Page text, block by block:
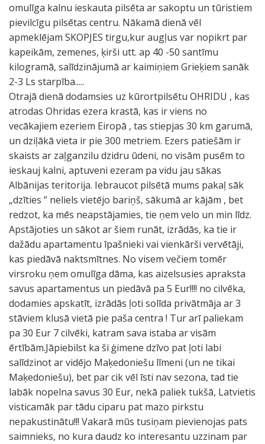
omulīga kalnu ieskauta pilsēta ar sakoptu un tūristiem
pievilcīgu pilsētas centru. Nākamā dienā vēl
apmeklējam SKOPJES tirgu,kur augļus var nopikrt par
kapeikām, zemenes, ķirši utt. ap 40 -50 santīmu
kilogramā, salīdzinājumā ar kaimiņiem Grieķiem sanāk
2-3 Ls starpība.....
Otrajā dienā dodamsies uz kūrortpilsētu OHRIDU , kas
atrodas Ohridas ezera krastā, kas ir viens no
vecākajiem ezeriem Eiropā , tas stiepjas 30 km garumā,
un dziļākā vieta ir pie 300 metriem. Ezers patiešām ir
skaists ar zaļganzilu dzidru ūdeni, no visām pusēm to
ieskauj kalni, aptuveni ezeram pa vidu jau sākas
Albānijas teritorija. Iebraucot pilsētā mums pakaļ sāk
„dzīties ” neliels vietējo bariņš, sākumā ar kājām , bet
redzot, ka mēs neapstājamies, tie ņem velo un min līdz.
Apstājoties un sākot ar šiem runāt, izrādās, ka tie ir
dažādu apartamentu īpašnieki vai vienkārši vervētāji,
kas piedāvā naktsmītnes. No visem večiem tomēr
virsroku ņem omulīga dāma, kas aizelsusies apraksta
savus apartamentus un piedāvā pa 5 Eur!!!! no cilvēka,
dodamies apskatīt, izrādās ļoti solīda privātmāja ar 3
stāviem klusā vietā pie paša centra ! Tur arī paliekam
pa 30 Eur 7 cilvēki, katram sava istaba ar visām
ērtībām.Jāpiebilst ka ši ģimene dzīvo pat ļoti labi
salīdzinot ar vidējo Maķedoniešu līmeni (un ne tikai
Maķedoniešu), bet par cik vēl īsti nav sezona, tad tie
labāk nopelna savus 30 Eur, nekā paliek tukšā, Latvietis
visticamāk par tādu ciparu pat mazo pirkstu
nepakustinātu!!! Vakarā mūs tusiņam pievienojas pats
saimnieks, no kura daudz ko interesantu uzzinam par